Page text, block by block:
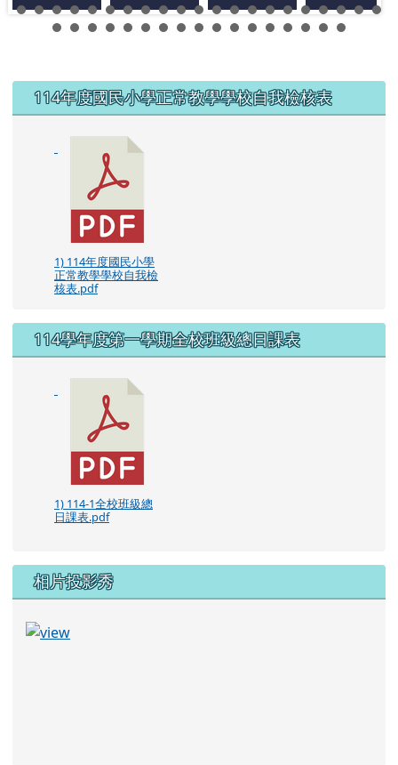
左邊區域內容
114年度國民小學正常教學學校自我檢核表
1) 114年度國民小學
正常教學學校自我檢
核表.pdf
114學年度第一學期全校班級總日課表
1) 114-1全校班級總
日課表.pdf
相片投影秀